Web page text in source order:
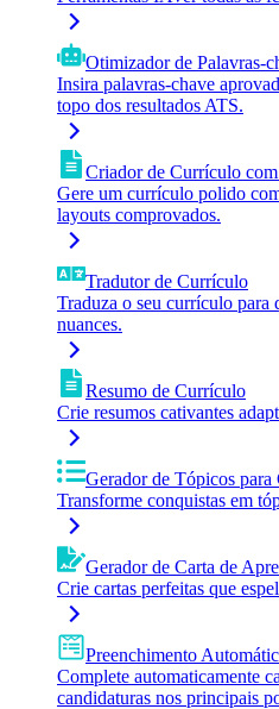
Otimizador de Palavras-
Insira palavras-chave
topo dos resultados ATS.
Criador de Currículo
Gere um currículo polido
layouts comprovados.
Tradutor de Currículo
Traduza o seu currículo para
nuances.
Resumo de Currículo
Crie resumos cativantes
Gerador de Tópicos
Transforme conquistas em
Gerador de Carta de
Crie cartas perfeitas que
Preenchimento
Complete automaticamente
candidaturas nos principais